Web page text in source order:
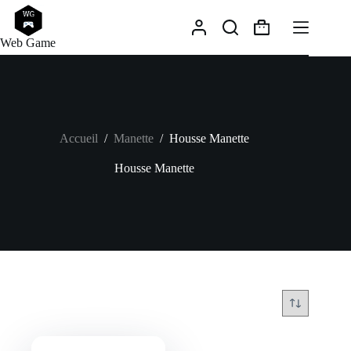
Passer
contenu
Web Game
Panier
Accueil / Manette / Housse Manette
Housse Manette